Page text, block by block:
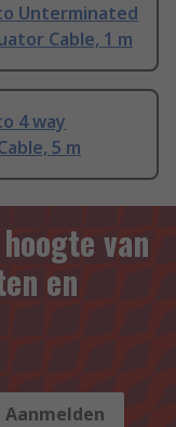
Unterminated
Cable, 1 m
4 way
5 m
van
en
Aanmelden